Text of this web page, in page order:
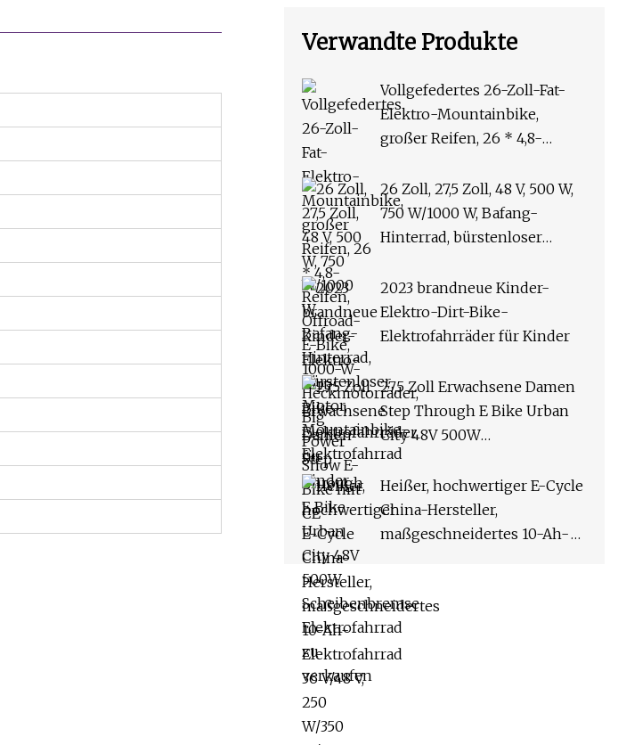
Verwandte Produkte
Vollgefedertes 26-Zoll-Fat-
Elektro-Mountainbike,
großer Reifen, 26 * 4,8-
W-Heckmotorräder, Big
Power Snow E-Bike mit CE
26 Zoll, 27,5 Zoll, 48 V, 500 W,
750 W/1000 W, Bafang-
Hinterrad, bürstenloser
Elektrofahrrad
2023 brandneue Kinder-
Elektro-Dirt-Bike-
Elektrofahrräder für Kinder
27,5 Zoll Erwachsene Damen
Step Through E Bike Urban
City 48V 500W
Scheibenbremse
Elektrofahrrad zu verkaufen
Heißer, hochwertiger E-Cycle
China-Hersteller,
maßgeschneidertes 10-Ah-